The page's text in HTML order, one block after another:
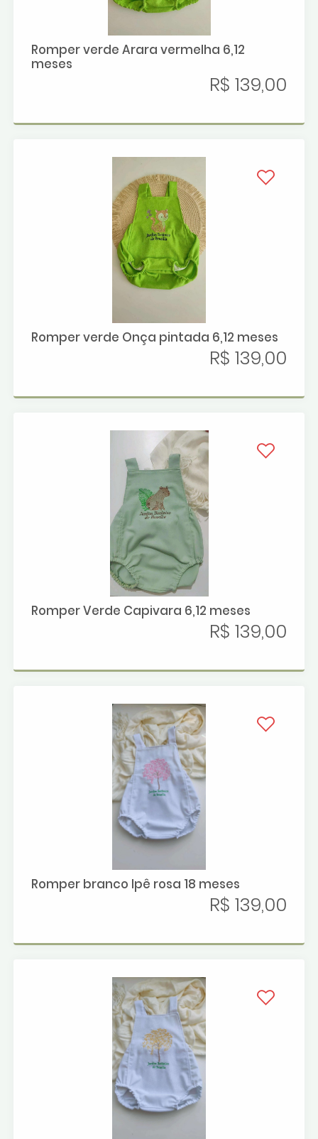
Romper verde Arara vermelha 6,12
meses
R$ 139,00
Romper verde Onça pintada 6,12 meses
R$ 139,00
Romper Verde Capivara 6,12 meses
R$ 139,00
Romper branco Ipê rosa 18 meses
R$ 139,00